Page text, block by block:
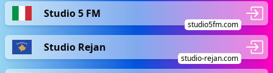
Studio 5 FM
studio5fm.com
Studio Rejan
studio-rejan.com